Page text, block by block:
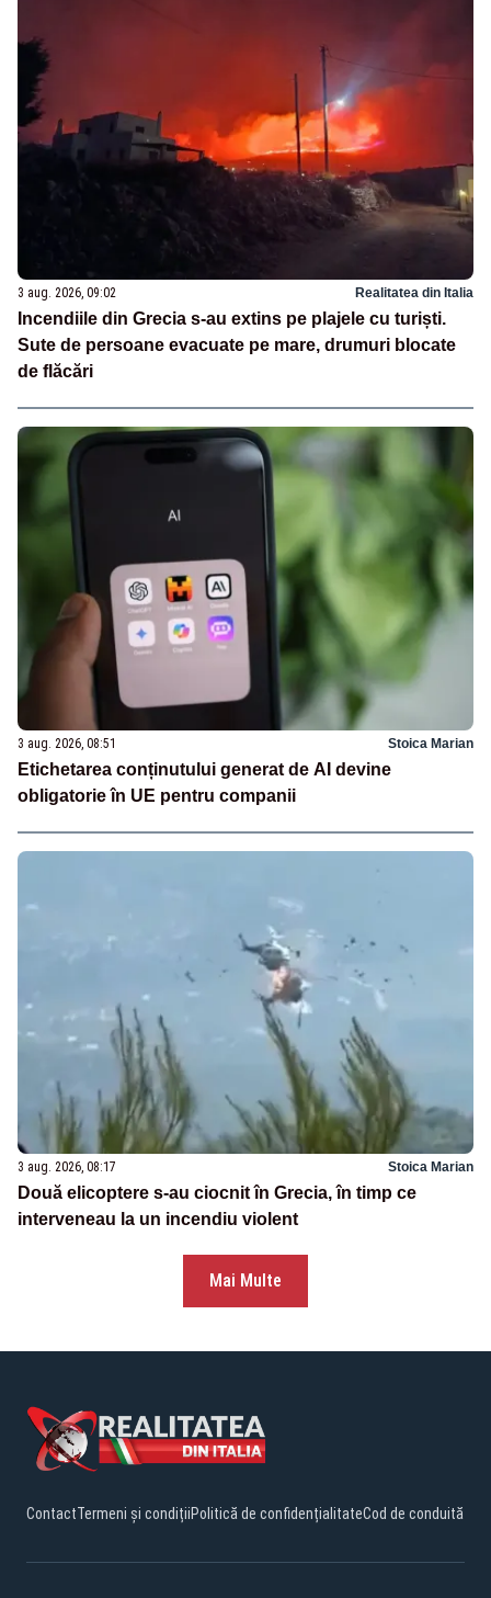
3 aug. 2026, 09:02 Realitatea din Italia
Incendiile din Grecia s-au extins pe plajele cu turiști.
Sute de persoane evacuate pe mare, drumuri blocate
de flăcări
3 aug. 2026, 08:51 Stoica Marian
Etichetarea conținutului generat de AI devine
obligatorie în UE pentru companii
3 aug. 2026, 08:17 Stoica Marian
Două elicoptere s-au ciocnit în Grecia, în timp ce
interveneau la un incendiu violent
Mai Multe
ContactTermeni și condițiiPolitică de confidențialitateCod de conduită